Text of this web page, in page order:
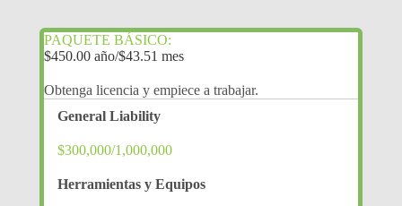
PAQUETE BÁSICO:
$450.00 año/$43.51 mes
Obtenga licencia y empiece a trabajar.
General Liability
$300,000/1,000,000
Herramientas y Equipos